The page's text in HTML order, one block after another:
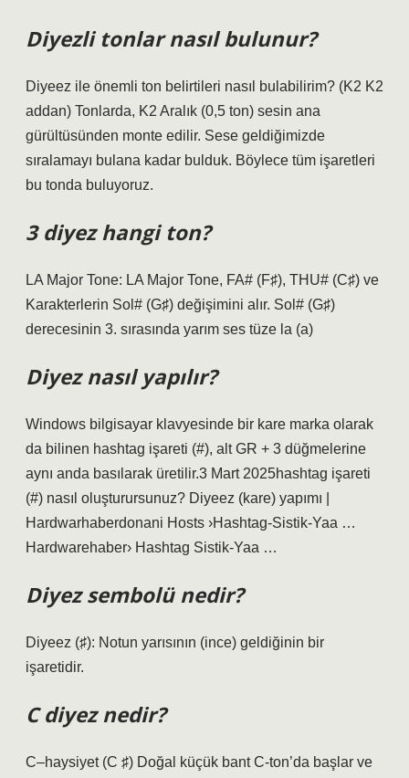
Diyezli tonlar nasıl bulunur?
Diyeez ile önemli ton belirtileri nasıl bulabilirim? (K2 K2
addan) Tonlarda, K2 Aralık (0,5 ton) sesin ana
gürültüsünden monte edilir. Sese geldiğimizde
sıralamayı bulana kadar bulduk. Böylece tüm işaretleri
bu tonda buluyoruz.
3 diyez hangi ton?
LA Major Tone: LA Major Tone, FA# (F♯), THU# (C♯) ve
Karakterlerin Sol# (G♯) değişimini alır. Sol# (G♯)
derecesinin 3. sırasında yarım ses tüze la (a)
Diyez nasıl yapılır?
Windows bilgisayar klavyesinde bir kare marka olarak
da bilinen hashtag işareti (#), alt GR + 3 düğmelerine
aynı anda basılarak üretilir.3 Mart 2025hashtag işareti
(#) nasıl oluşturursunuz? Diyeez (kare) yapımı |
Hardwarhaberdonani Hosts ›Hashtag-Sistik-Yaa …
Hardwarehaber› Hashtag Sistik-Yaa …
Diyez sembolü nedir?
Diyeez (♯): Notun yarısının (ince) geldiğinin bir
işaretidir.
C diyez nedir?
C–haysiyet (C ♯) Doğal küçük bant C-ton’da başlar ve